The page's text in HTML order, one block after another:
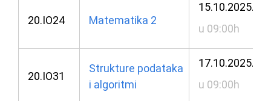
20.IO24 Matematika 2
15.10.2025.
u 09:00h
20.IO31
Strukture podataka
i algoritmi
17.10.2025.
u 09:00h